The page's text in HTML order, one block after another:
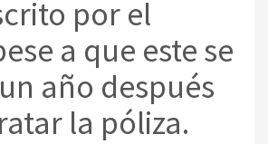
por el
a que este se
año después
la póliza.